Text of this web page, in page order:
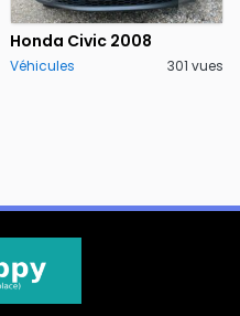
Honda Civic 2008
Véhicules 301 vues